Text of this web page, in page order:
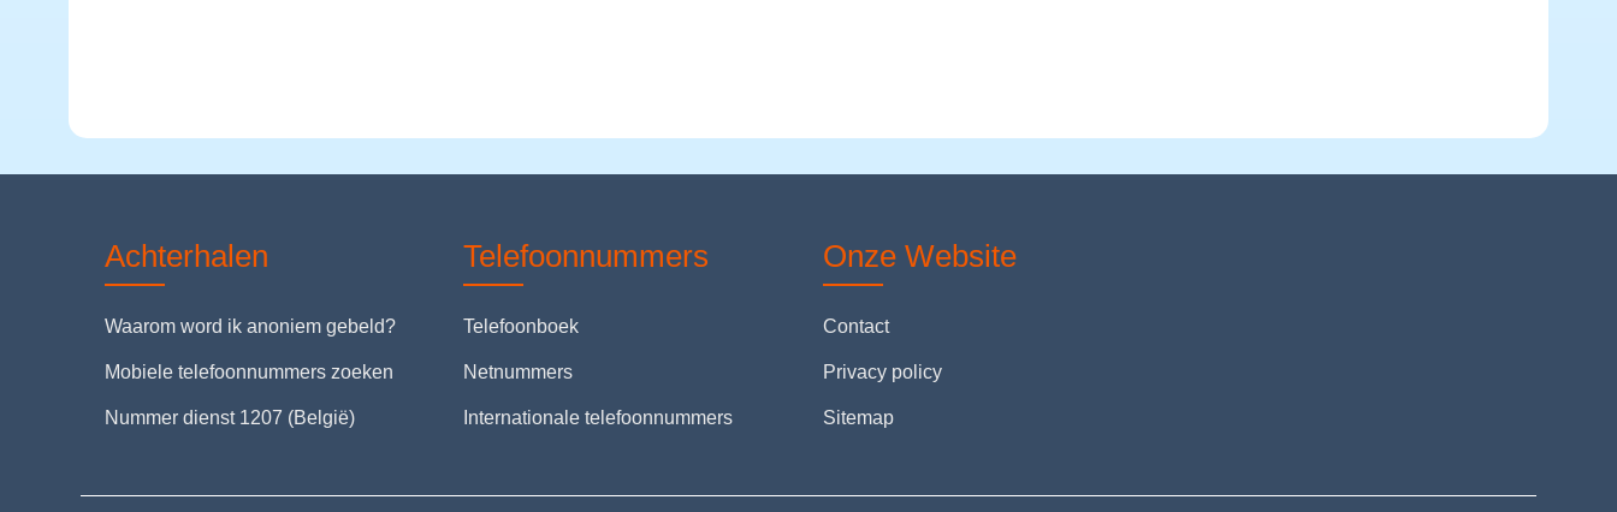
Achterhalen
Waarom word ik anoniem gebeld?
Mobiele telefoonnummers zoeken
Nummer dienst 1207 (België)
Telefoonnummers
Telefoonboek
Netnummers
Internationale telefoonnummers
Onze Website
Contact
Privacy policy
Sitemap